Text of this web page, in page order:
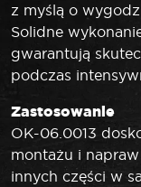
z myślą o
Solidne
gwarantują
podczas
Zastosowanie
OK-06.0013
montażu i
innych części w